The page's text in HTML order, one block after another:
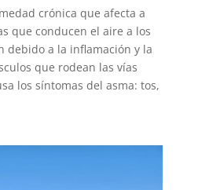
crónica que afecta a
que conducen el aire a los
debido a la inflamación y la
que rodean las vías
los síntomas del asma: tos,